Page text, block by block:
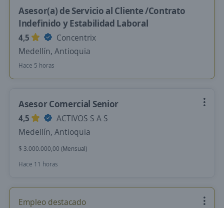
Asesor(a) de Servicio al Cliente /Contrato
Indefinido y Estabilidad Laboral
4,5
Concentrix
Medellín, Antioquia
Hace 5 horas
Asesor Comercial Senior
4,5
ACTIVOS S A S
Medellín, Antioquia
$ 3.000.000,00 (Mensual)
Hace 11 horas
Empleo destacado